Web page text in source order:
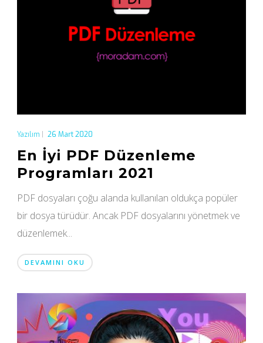
Yazılım 26 Mart 2020
En İyi PDF Düzenleme
Programları 2021
PDF dosyaları çoğu alanda kullanılan oldukça popüler
bir dosya türüdür. Ancak PDF dosyalarını yönetmek ve
düzenlemek...
DEVAMINI OKU